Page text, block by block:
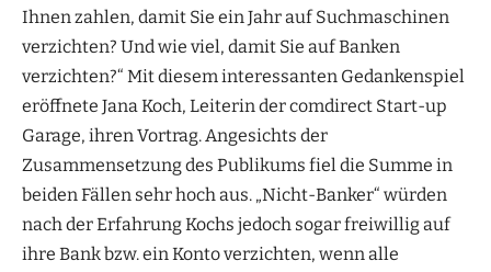
Ihnen zahlen, damit Sie ein Jahr auf Suchmaschinen
verzichten? Und wie viel, damit Sie auf Banken
verzichten?“ Mit diesem interessanten Gedankenspiel
eröffnete Jana Koch, Leiterin der comdirect Start-up
Garage, ihren Vortrag. Angesichts der
Zusammensetzung des Publikums fiel die Summe in
beiden Fällen sehr hoch aus. „Nicht-Banker“ würden
nach der Erfahrung Kochs jedoch sogar freiwillig auf
ihre Bank bzw. ein Konto verzichten, wenn alle